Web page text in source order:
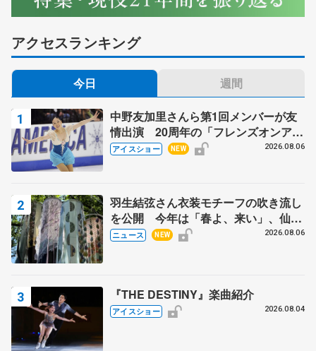
アクセスランキング
今日 週間
中野友加里さんら第1回メンバーが友
情出演 20周年の「フレンズオンアイ
ス」 宮本賢二さん、有川梨絵さん、
アイスショー NEW 2026.08.06
羽生結弦さん衣装モチーフの吹き流し
を公開 今年は「春よ、来い」、仙台
の瑞鳳殿
ニュース NEW 2026.08.06
『THE DESTINY』楽曲紹介
アイスショー 2026.08.04